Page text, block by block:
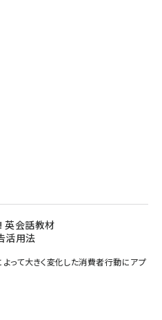
英会話教材
活用法
よって大きく変化した消費者行動にアプ